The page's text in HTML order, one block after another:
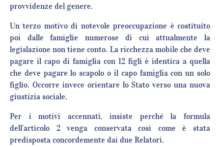
provvidenze del genere.
Un terzo motivo di notevole preoccupazione è costituito
poi dalle famiglie numerose di cui attualmente la
legislazione non tiene conto. La ricchezza mobile che deve
pagare il capo di famiglia con 12 figli è identica a quella
che deve pagare lo scapolo o il capo famiglia con un solo
figlio. Occorre invece orientare lo Stato verso una nuova
giustizia sociale.
Per i motivi accennati, insiste perché la formula
dell’articolo 2 venga conservata così come è stata
predisposta concordemente dai due Relatori.